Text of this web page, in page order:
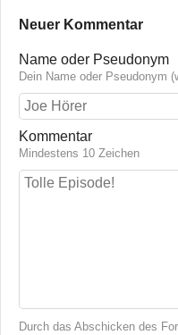
Neuer Kommentar
Name oder Pseudonym
Dein Name oder Pseudonym
Kommentar
Mindestens 10 Zeichen
Durch das Abschicken des